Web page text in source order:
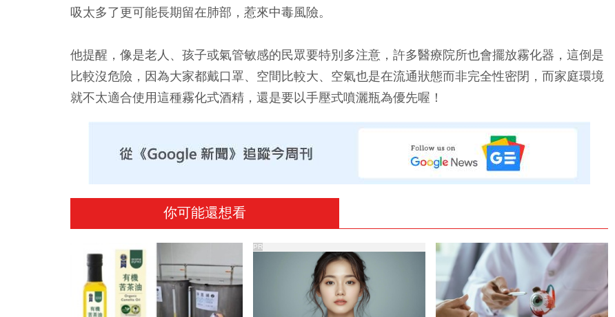
吸太多了更可能長期留在肺部，惹來中毒風險。
他提醒，像是老人、孩子或氣管敏感的民眾要特別多注意，許多醫療院所也會擺放霧化器，這倒是
比較沒危險，因為大家都戴口罩、空間比較大、空氣也是在流通狀態而非完全性密閉，而家庭環境
就不太適合使用這種霧化式酒精，還是要以手壓式噴灑瓶為優先喔！
你可能還想看
PR